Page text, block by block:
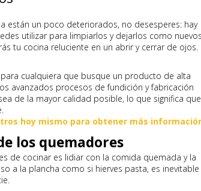
están un poco deteriorados, no desesperes: hay
utilizar para limpiarlos y dejarlos como
tu cocina reluciente en un abrir y cerrar de ojos.
cualquiera que busque un producto de alta
avanzados procesos de fundición y fabricación
de la mayor calidad posible, lo que significa que
hoy mismo para obtener más
los quemadores
de cocinar es lidiar con la comida quemada y la
a la plancha como si hierves pasta, es inevitable